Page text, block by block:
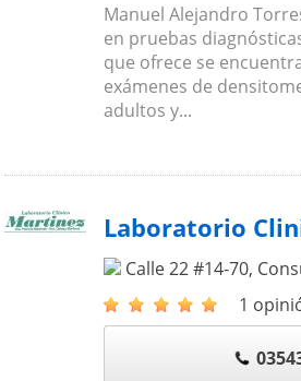
Manuel Alejandro
en pruebas
que ofrece se
exámenes de
adultos y...
Laboratorio
Calle 22 #14-70,
1